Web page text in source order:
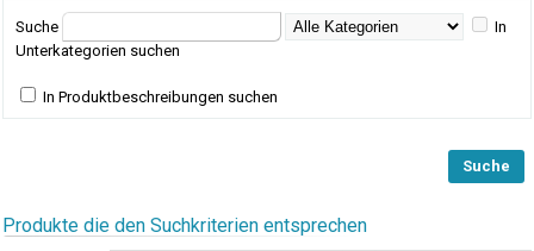
Suche
In
Unterkategorien suchen
In Produktbeschreibungen suchen
Produkte die den Suchkriterien entsprechen